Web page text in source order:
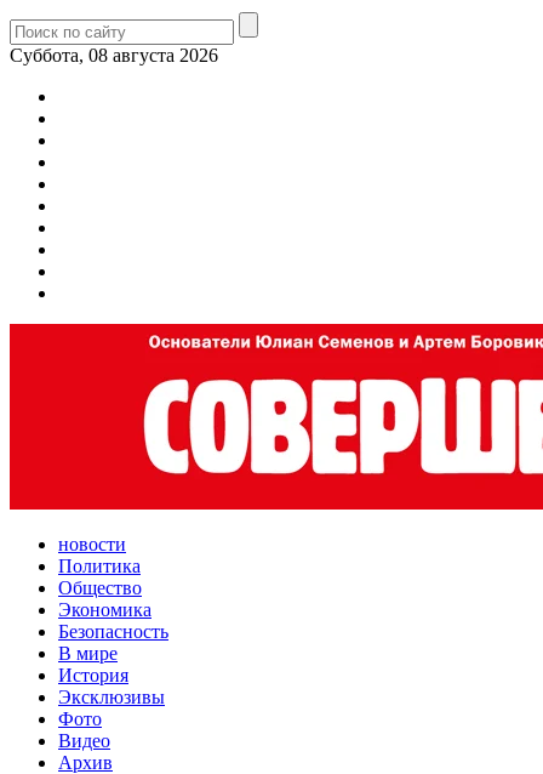
Суббота, 08 августа 2026
новости
Политика
Общество
Экономика
Безопасность
В мире
История
Эксклюзивы
Фото
Видео
Архив